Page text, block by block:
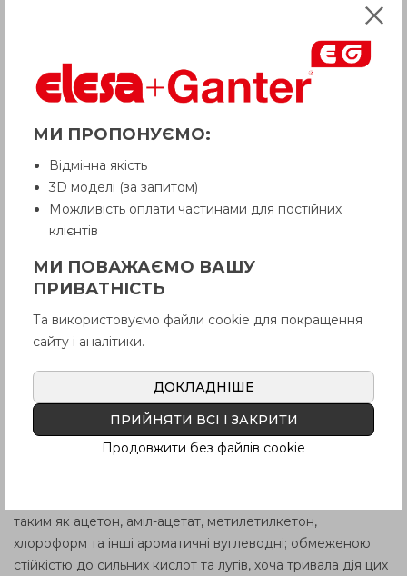
дозволяє чітко бачити рівень рідини всередині бака або
резервуара.
Термічна стабільність:
Полікарбонат здатний витримувати широкий діапазон
температур, залишаючись стабільним і прозорим при
низьких, так і при високих температурах. Це важливо для
пристроїв, де температурні коливання є звичайним
явищем. Нижня межа: близько
близько100°C (212°F)при тривалому впливі.
Хімічна Стійкість:
Хоча полікарбонат не такий стійкий до хімічних агентів,
як деякі інші матеріали, він все ж таки має достатню
стійкість до багатьох поширених хімічних речовин. Це
дозволяє використовувати його для широкого спектру
гідравлічних систем. Стійкий до води і більшості водних
розчинів, включаючи деякі слабкі кислоти та луги; до олій
таким як ацетон, аміл-ацетат, метилетилкетон,
хлороформ та інші ароматичні вуглеводні; обмеженою
стійкістю до сильних кислот та лугів, хоча тривала дія цих
МИ ПРОПОНУЄМО:
Відмінна якість
3D моделі (за запитом)
Можливість оплати частинами для постійних
клієнтів
МИ ПОВАЖАЄМО ВАШУ
ПРИВАТНІСТЬ
Та використовуємо файли cookie для покращення
сайту і аналітики.
ДОКЛАДНІШЕ
ПРИЙНЯТИ ВСІ І ЗАКРИТИ
Продовжити без файлів cookie